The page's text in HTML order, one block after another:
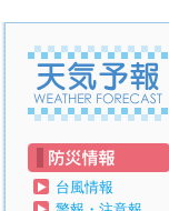
天気予報
台風情報